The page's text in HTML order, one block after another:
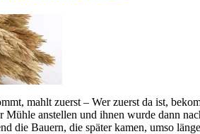
mahlt zuerst – Wer zuerst da ist,
anstellen und ihnen wurde dann
die Bauern, die später kamen, umso